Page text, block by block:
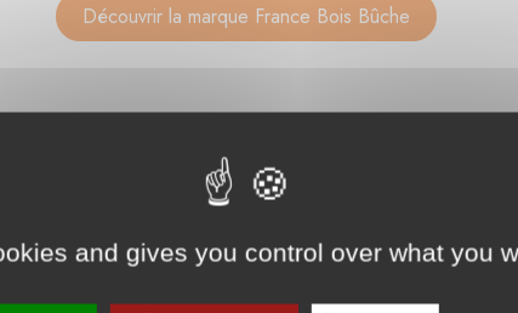
Découvrir la marque France Bois Bûche
en bois de chauffage, les arnaques sont
de vous protéger de ces arnaques, ne payez jamais
and gives you control over what you